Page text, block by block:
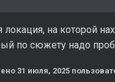
локация, на которой
по сюжету надо
31 июля, 2025